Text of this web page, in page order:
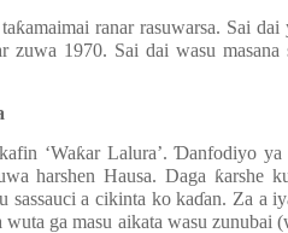
ƙamaimai ranar rasuwarsa. Sai
zuwa 1970. Sai dai wasu
‘Waƙar Lalura’.Ɗanfodiyo ya
harshen Hausa. Daga ƙarshe
sassauci a cikinta ko kaɗan. Za a
ga masu aikata wasu zunubai